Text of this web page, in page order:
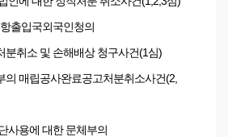
출입국외국인청의
분취소 및 손해배상 청구사건(1심)
의 매립공사완료공고처분취소사건(2,
사용에 대한 문체부의